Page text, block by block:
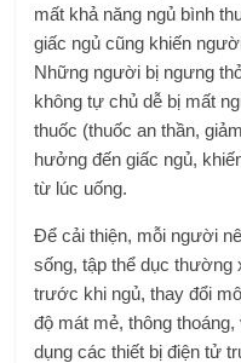
mất khả năng ngủ bình
giấc ngủ cũng khiến
Những người bị ngưng
không tự chủ dễ bị mất
thuốc (thuốc an thần,
hưởng đến giấc ngủ,
từ lúc uống.
Để cải thiện, mỗi người
sống, tập thể dục
trước khi ngủ, thay đổi
độ mát mẻ, thông
dụng các thiết bị điện tử